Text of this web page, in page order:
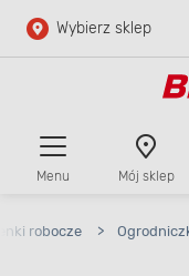
Przejdź do
Wybierz sklep
Menu Mój sklep
robocze >